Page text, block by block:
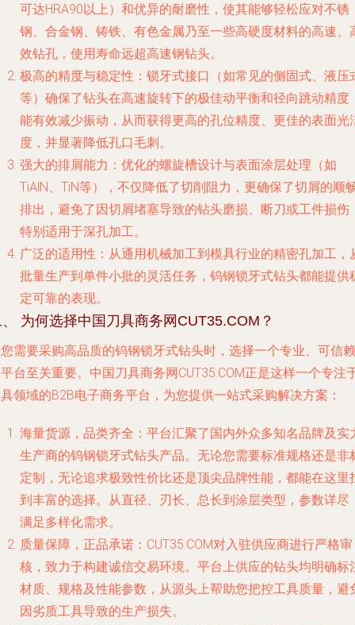
可达HRA90以上）和优异的耐磨性，使其能够轻松应对不锈
钢、合金钢、铸铁、有色金属乃至一些高硬度材料的高速、
效钻孔，使用寿命远超高速钢钻头。
极高的精度与稳定性 ：锁牙式接口（如常见的侧固式、液压
等）确保了钻头在高速旋转下的极佳动平衡和径向跳动精度
能有效减少振动，从而获得更高的孔位精度、更佳的表面光
度，并显著降低孔口毛刺。
强大的排屑能力 ：优化的螺旋槽设计与表面涂层处理（如
TiAlN、TiN等），不仅降低了切削阻力，更确保了切屑的顺
排出，避免了因切屑堵塞导致的钻头磨损、断刀或工件损伤
特别适用于深孔加工。
广泛的适用性 ：从通用机械加工到模具行业的精密孔加工，
批量生产到单件小批的灵活任务，钨钢锁牙式钻头都能提供
定可靠的表现。
为何选择中国刀具商务网CUT35.COM？
需要采购高品质的钨钢锁牙式钻头时，选择一个专业、可信赖
台至关重要。中国刀具商务网CUT35.COM正是这样一个专注
领域的B2B电子商务平台，为您提供一站式采购解决方案：
海量货源，品类齐全 ：平台汇聚了国内外众多知名品牌及实
生产商的钨钢锁牙式钻头产品。无论您需要标准规格还是非
定制，无论追求极致性价比还是顶尖品牌性能，都能在这里
到丰富的选择。从直径、刃长、总长到涂层类型，参数详尽
满足多样化需求。
质量保障，正品承诺 ：CUT35.COM对入驻供应商进行严格审
核，致力于构建诚信交易环境。平台上供应的钻头均明确标
材质、规格及性能参数，从源头上帮助您把控工具质量，避
因劣质工具导致的生产损失。